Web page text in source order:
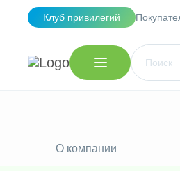
Клуб привилегий
О компании